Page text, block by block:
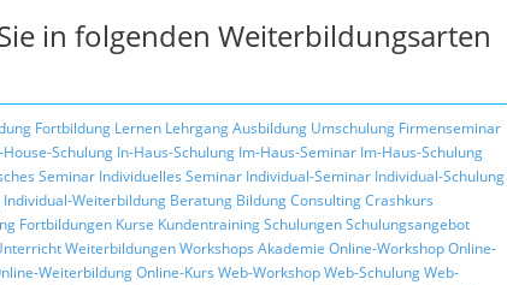
in folgenden Weiterbildungsarten
Fortbildung Lernen LehrgangAusbildung Umschulung Firmenseminar
House-Schulung In-Haus-Schulung Im-Haus-Seminar Im-Haus-Schulung
Seminar Individuelles Seminar Individual-Seminar Individual-Schulung
Individual-Weiterbildung Beratung BildungConsultingCrashkurs
Fortbildungen Kurse KundentrainingSchulungenSchulungsangebot
WeiterbildungenWorkshops Akademie Online-WorkshopOnline-
WeiterbildungOnline-Kurs Web-WorkshopWeb-SchulungWeb-